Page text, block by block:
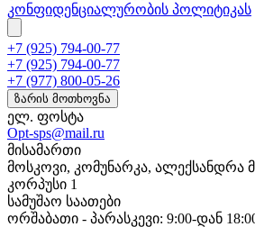
კონფიდენციალურობის პოლიტიკას
+7 (925) 794-00-77
+7 (925) 794-00-77
+7 (977) 800-05-26
ზარის მოთხოვნა
ელ. ფოსტა
Opt-sps@mail.ru
მისამართი
მოსკოვი, კომუნარკა, ალექსანდრა
კორპუსი 1
სამუშაო საათები
ორშაბათი - პარასკევი: 9:00-დან